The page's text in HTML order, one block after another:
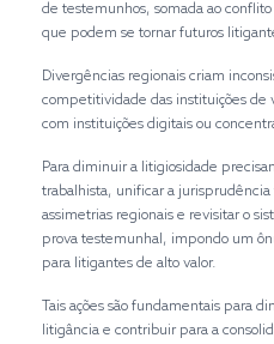
de testemunhos, somada ao
que podem se tornar futuros
Divergências regionais criam
competitividade das instituições de
com instituições digitais ou
Para diminuir a litigiosidade
trabalhista, unificar a
assimetrias regionais e revisitar o
prova testemunhal, impondo um
para litigantes de alto valor.
Tais ações são fundamentais para
litigância e contribuir para a